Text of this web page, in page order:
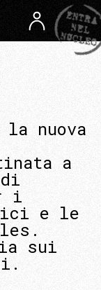
nuova
a
i
e le
sui